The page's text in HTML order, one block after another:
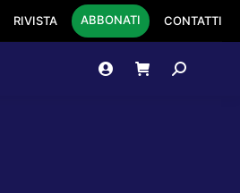
RIVISTA ABBONATI CONTATTI
Cerca: